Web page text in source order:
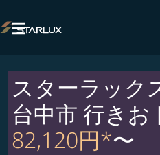

スターラック
台中市 行きお
82,120円*〜